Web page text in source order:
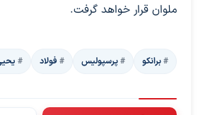
ملوان قرار خواهد گرفت.
برانکو پرسپولیس فولاد